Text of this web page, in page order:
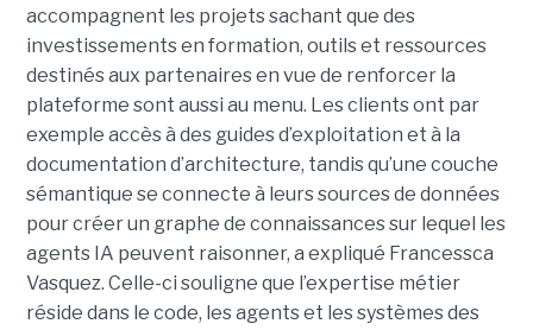
accompagnent les projets sachant que des
investissements en formation, outils et ressources
destinés aux partenaires en vue de renforcer la
plateforme sont aussi au menu. Les clients ont par
exemple accès à des guides d’exploitation et à la
documentation d’architecture, tandis qu’une couche
sémantique se connecte à leurs sources de données
pour créer un graphe de connaissances sur lequel les
agents IA peuvent raisonner, a expliqué Francessca
Vasquez. Celle-ci souligne que l’expertise métier
réside dans le code, les agents et les systèmes des